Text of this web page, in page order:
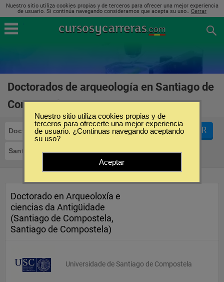
Nuestro sitio utiliza cookies propias y de terceros para ofrecer una mejor experiencia
de usuario. Si continúa navegando consideramos que acepta su uso.. Cerrar
Doctorados de arqueología en Santiago de
Compostela
Doctorados Arqueología
Santiago de Compostela
FILTRAR
Doctorado en Arqueoloxía e
ciencias da Antigüidade
(Santiago de Compostela,
Santiago de Compostela)
Universidade de Santiago de Compostela
Nuestro sitio utiliza cookies propias y de
terceros para ofrecerte una mejor experiencia
de usuario. ¿Continuas navegando aceptando
su uso?
Aceptar